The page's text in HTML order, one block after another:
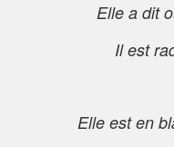
Elle a dit
Il est
Elle est en